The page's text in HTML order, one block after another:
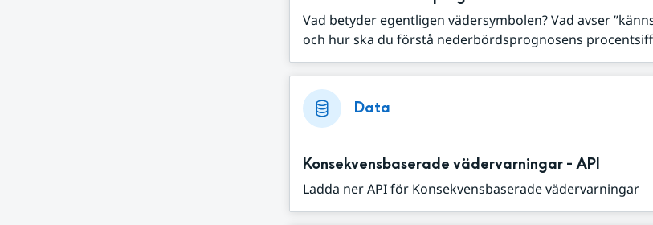
Vad betyder egentligen vädersymbolen? Vad avser
och hur ska du förstå nederbördsprognosens
Data
Konsekvensbaserade vädervarningar - API
Ladda ner API för Konsekvensbaserade vädervarningar